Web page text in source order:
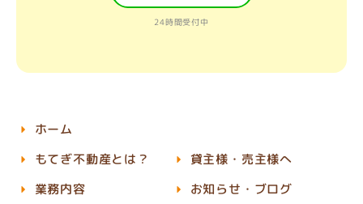
24時間受付中
ホーム
もてぎ不動産とは？
業務内容
貸主様・売主様へ
お知らせ・ブログ